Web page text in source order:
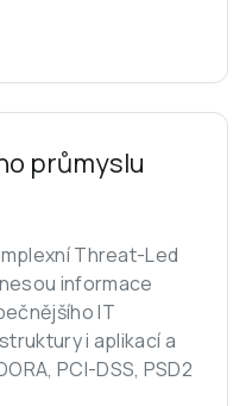
průmyslu
Threat-Led
informace
IT
i aplikací a
PCI-DSS, PSD2